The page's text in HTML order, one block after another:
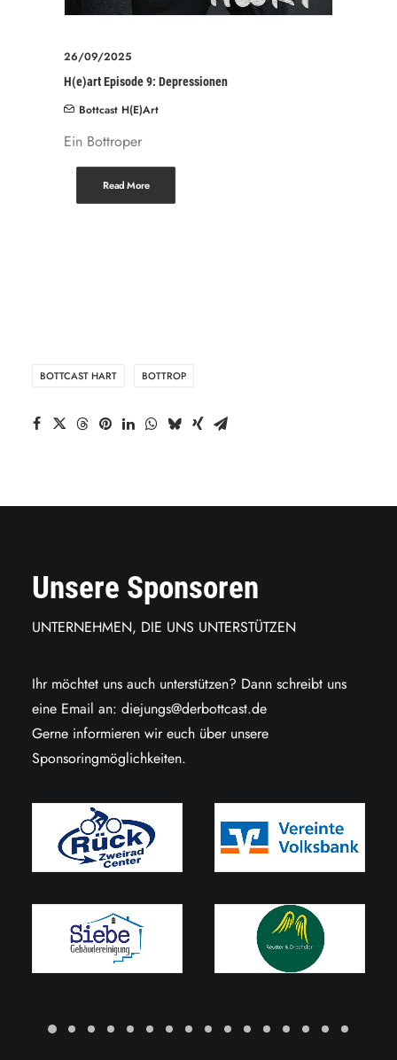
26/09/2025
H(e)art Episode 9: Depressionen
Bottcast H(e)art
Ein Bottroper
Read More
BOTTCAST HART BOTTROP
Unsere Sponsoren
UNTERNEHMEN, DIE UNS UNTERSTÜTZEN
Ihr möchtet uns auch unterstützen? Dann schreibt uns
eine Email an: diejungs@derbottcast.de
Gerne informieren wir euch über unsere
Sponsoringmöglichkeiten.